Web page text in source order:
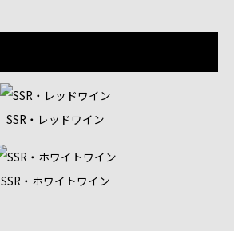
SSR・レッドワイン
SSR・ホワイトワイン